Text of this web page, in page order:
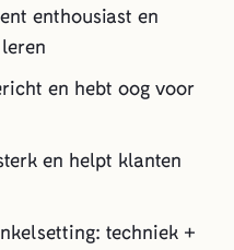
enthousiast en
en hebt oog voor
en helpt klanten
techniek +